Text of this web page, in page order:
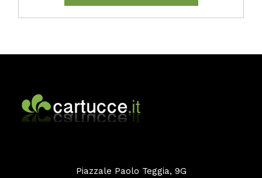
Piazzale Paolo Teggia, 9G